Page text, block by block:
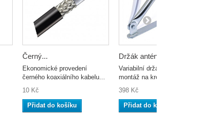
Černý...
Ekonomické provedení
černého koaxiálního kabelu...
10 Kč
Přidat do košíku
Držák antény...
Variabilní držák antén pro
montáž na krov nebo...
398 Kč
Přidat do košíku